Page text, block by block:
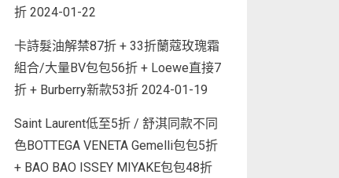
折 2024-01-22
卡詩髮油解禁87折 + 33折蘭蔻玫瑰霜
組合/大量BV包包56折 + Loewe直接7
折 + Burberry新款53折 2024-01-19
Saint Laurent低至5折 / 舒淇同款不同
色BOTTEGA VENETA Gemelli包包5折
+ BAO BAO ISSEY MIYAKE包包48折